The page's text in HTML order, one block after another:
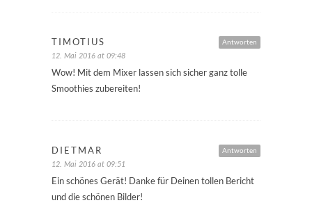
Antworten
TIMOTIUS
12. Mai 2016 at 09:48
Wow! Mit dem Mixer lassen sich sicher ganz tolle
Smoothies zubereiten!
Antworten
DIETMAR
12. Mai 2016 at 09:51
Ein schönes Gerät! Danke für Deinen tollen Bericht
und die schönen Bilder!